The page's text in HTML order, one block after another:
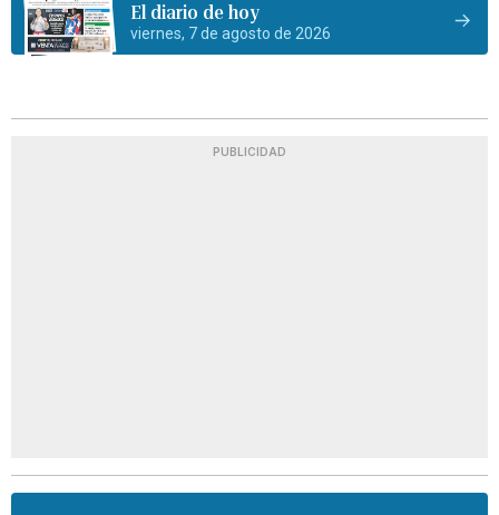
El diario de hoy
viernes, 7 de agosto de 2026
PUBLICIDAD